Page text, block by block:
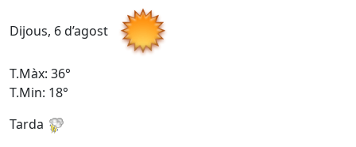
Dijous, 6 d’agost
T.Màx: 36°
T.Min: 18°
Tarda